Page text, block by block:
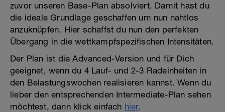
zuvor unseren Base-Plan absolviert. Damit hast du
die ideale Grundlage geschaffen um nun nahtlos
anzuknüpfen. Hier schaffst du nun den perfekten
Übergang in die wettkampfspezifischen Intensitäten.
Der Plan ist die Advanced-Version und für Dich
geeignet, wenn du 4 Lauf- und 2-3 Radeinheiten in
den Belastungswochen realisieren kannst. Wenn du
lieber den entsprechenden Intermediate-Plan sehen
möchtest, dann klick einfach hier.